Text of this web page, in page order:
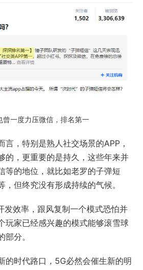
曾一度力压微信，排名第一
言，特别是熟人社交场景的APP，
的，更重要的是持久，这些年来并
等的地位，就比如老罗的子弹短
但终究没有形成持续的气候。
发效率，跟风复制一个模式恐怕并
玩家已经感兴趣的模式能够滚雪球
分。
的时代路口，5G必然会催生新的明